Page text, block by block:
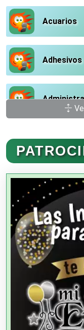
Acuarios
Adhesivos
Agencias
Agencias
Agencias
Agencias